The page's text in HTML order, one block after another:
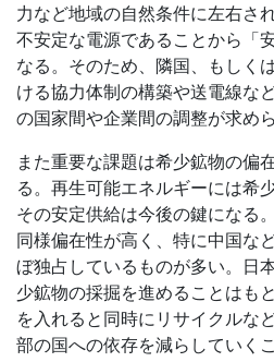
力など地域の自然条件に左右さ
不安定な電源であることから「
なる。そのため、隣国、もしく
ける協力体制の構築や送電線な
の国家間や企業間の調整が求めら
また重要な課題は希少鉱物の偏
る。再生可能エネルギーには希
その安定供給は今後の鍵になる
同様偏在性が高く、特に中国な
ぼ独占しているものが多い。日
少鉱物の採掘を進めることはも
を入れると同時にリサイクルな
部の国への依存を減らしていく